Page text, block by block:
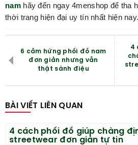
namhãy đến ngay 4menshop để tha
thời trang hiện đại uy tín nhất hiện nay.
6 cảm hứng phối đồ nam
đơn giản nhưng vẫn
thật sành điệu
4
BÀI VIẾT LIÊN QUAN
4 cách phối đồ giúp chàng
streetwear đơn giản tự tin